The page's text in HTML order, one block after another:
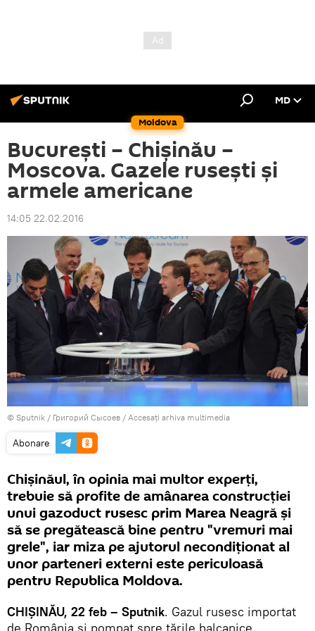
Moldova
MD
Bucureşti – Chişinău –
Moscova. Gazele ruseşti şi
armele americane
14:05 22.02.2016
© Sputnik / Григорий Сысоев / Accesați arhiva multimedia
Abonare
Chişinăul, în opinia mai multor experţi,
trebuie să profite de amânarea construcţiei
unui gazoduct rusesc prim Marea Neagră şi
să se pregătească bine pentru "vremuri mai
grele", iar miza pe ajutorul necondiţionat al
unor parteneri externi este periculoasă
pentru Republica Moldova.
CHIŞINĂU, 22 feb – Sputnik. Gazul rusesc importat
de România şi pompat spre ţările balcanice